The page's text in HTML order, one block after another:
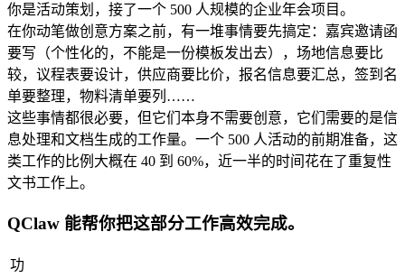
你是活动策划，接了一个 500 人规模的企业年会项目。
在你动笔做创意方案之前，有一堆事情要先搞定：嘉宾邀请函
要写（个性化的，不能是一份模板发出去），场地信息要比
较，议程表要设计，供应商要比价，报名信息要汇总，签到名
单要整理，物料清单要列……
这些事情都很必要，但它们本身不需要创意，它们需要的是信
息处理和文档生成的工作量。一个 500 人活动的前期准备，这
类工作的比例大概在 40 到 60%，近一半的时间花在了重复性
文书工作上。
QClaw 能帮你把这部分工作高效完成。
功